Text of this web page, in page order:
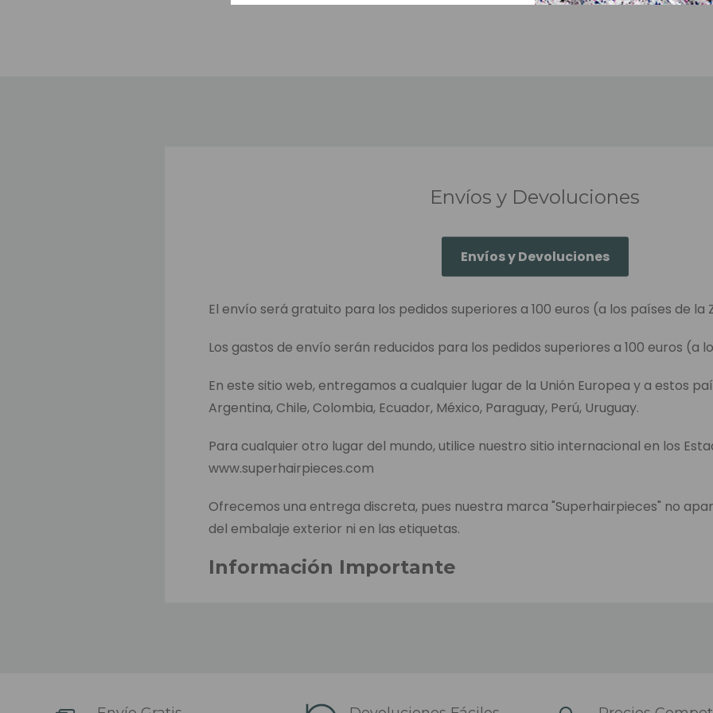
Envíos y Devoluciones
Envíos y Devoluciones
El envío será gratuito para los pedidos superiores a 100 euros (a los países de la
Los gastos de envío serán reducidos para los pedidos superiores a 100 euros (a
En este sitio web, entregamos a cualquier lugar de la Unión Europea y a estos
Argentina, Chile, Colombia, Ecuador, México, Paraguay, Perú, Uruguay.
Para cualquier otro lugar del mundo, utilice nuestro sitio internacional en los
www.superhairpieces.com
Ofrecemos una entrega discreta, pues nuestra marca "Superhairpieces" no
del embalaje exterior ni en las etiquetas.
Información Importante
sido despachado (dependiendo de la zona del país y el transportista que se haya